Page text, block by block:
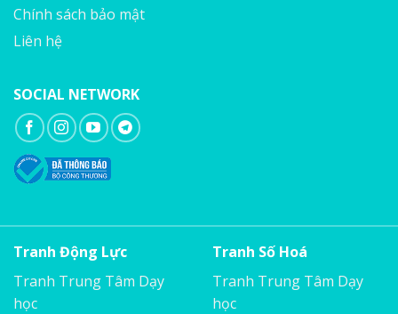
Chính sách bảo mật
Liên hệ
SOCIAL NETWORK
Tranh Động Lực
Tranh Trung Tâm Dạy
học
Tranh Số Hoá
Tranh Trung Tâm Dạy
học